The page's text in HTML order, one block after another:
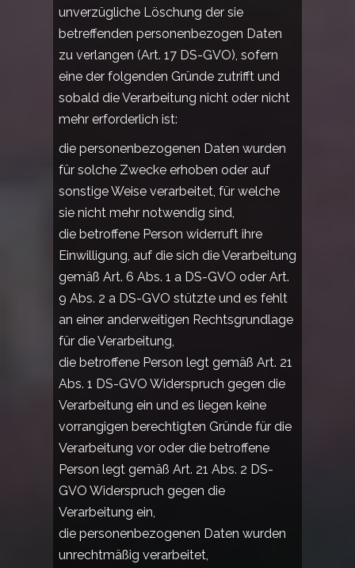
unverzügliche Löschung der sie
betreffenden personenbezogen Daten
zu verlangen (Art. 17 DS-GVO), sofern
eine der folgenden Gründe zutrifft und
sobald die Verarbeitung nicht oder nicht
mehr erforderlich ist:
die personenbezogenen Daten wurden
für solche Zwecke erhoben oder auf
sonstige Weise verarbeitet, für welche
sie nicht mehr notwendig sind,
die betroffene Person widerruft ihre
Einwilligung, auf die sich die Verarbeitung
gemäß Art. 6 Abs. 1 a DS-GVO oder Art.
9 Abs. 2 a DS-GVO stützte und es fehlt
an einer anderweitigen Rechtsgrundlage
für die Verarbeitung,
die betroffene Person legt gemäß Art. 21
Abs. 1 DS-GVO Widerspruch gegen die
Verarbeitung ein und es liegen keine
vorrangigen berechtigten Gründe für die
Verarbeitung vor oder die betroffene
Person legt gemäß Art. 21 Abs. 2 DS-
GVO Widerspruch gegen die
Verarbeitung ein,
die personenbezogenen Daten wurden
unrechtmäßig verarbeitet,